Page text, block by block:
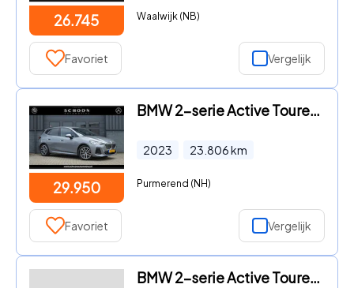
26.745 Waalwijk (NB)
Favoriet Vergelijk
29.950
BMW 2-serie Active Tourer - 218i | M-PAKKET | CAMERA | ORG. NL |
2023 23.806km
Purmerend (NH)
Favoriet Vergelijk
BMW 2-serie Active Tourer - 218iA LUXURY Line FULL LED | LEDER | CAMERA | CARPLAY | NAVI